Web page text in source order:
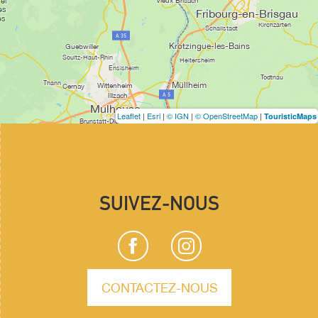
Leaflet | Esri | © IGN | © OpenStreetMap | TouristicMaps
SUIVEZ-NOUS
CONTACTEZ-NOUS